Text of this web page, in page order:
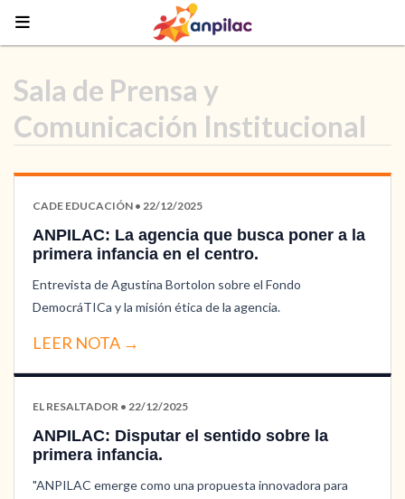
Sala de Prensa y
Comunicación Institucional
CADE EDUCACIÓN • 22/12/2025
ANPILAC: La agencia que busca poner a la
primera infancia en el centro.
Entrevista de Agustina Bortolon sobre el Fondo
DemocráTICa y la misión ética de la agencia.
LEER NOTA →
EL RESALTADOR • 22/12/2025
ANPILAC: Disputar el sentido sobre la
primera infancia.
"ANPILAC emerge como una propuesta innovadora para